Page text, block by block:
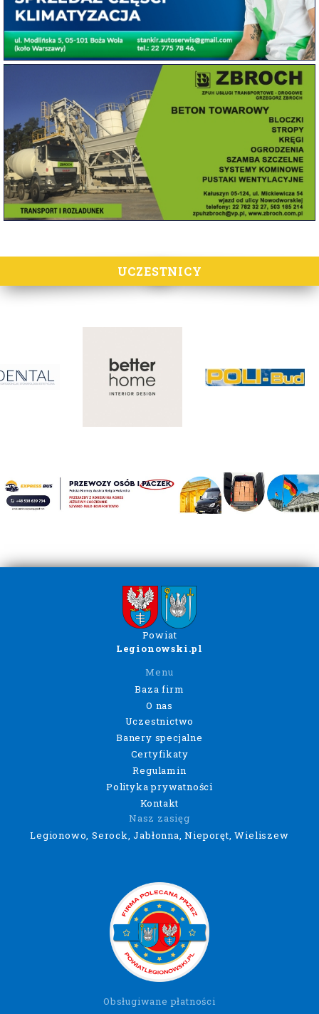
UCZESTNICY
Powiat
Legionowski.pl
Menu
Baza firm
O nas
Uczestnictwo
Banery specjalne
Certyfikaty
Regulamin
Polityka prywatności
Kontakt
Nasz zasięg
Legionowo, Serock, Jabłonna, Nieporęt, Wieliszew
Obsługiwane płatności